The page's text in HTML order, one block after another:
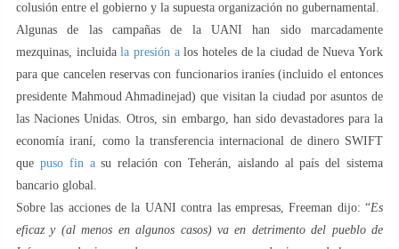
colusión entre el gobierno y la supuesta organización no gubernamental.
Algunas de las campañas de la UANI han sido marcadamente
mezquinas, incluidala presión alos hoteles de la ciudad de Nueva York
para que cancelen reservas con funcionarios iraníes (incluido el entonces
presidente Mahmoud Ahmadinejad) que visitan la ciudad por asuntos de
las Naciones Unidas. Otros, sin embargo, han sido devastadores para la
economía iraní, como la transferencia internacional de dinero SWIFT
que puso fin asu relación con Teherán, aislando al país del sistema
bancario global.
Sobre las acciones de la UANI contra las empresas, Freeman dijo: “Es
eficaz y (al menos en algunos casos) va en detrimento del pueblo de